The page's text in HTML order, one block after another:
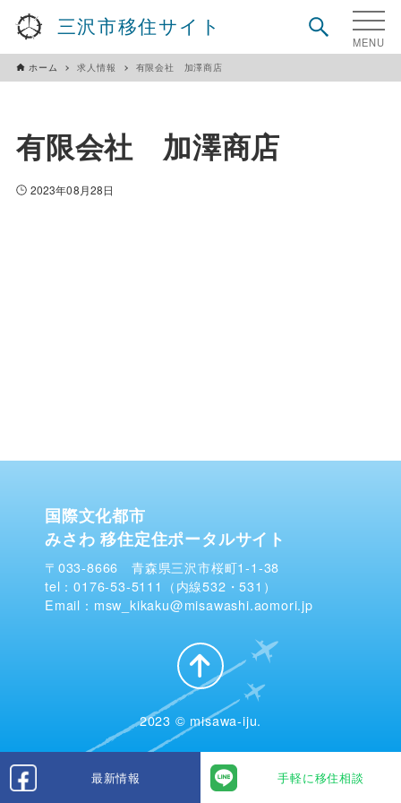
三沢市移住サイト
最新情報 手軽に移住相談
ホーム 求人情報 有限会社 加澤商店
有限会社 加澤商店
2023年08月28日
国際文化都市
みさわ 移住定住ポータルサイト
〒033-8666 青森県三沢市桜町1-1-38
tel：0176-53-5111（内線532・531）
Email：msw_kikaku@misawashi.aomori.jp
2023 © misawa-iju.